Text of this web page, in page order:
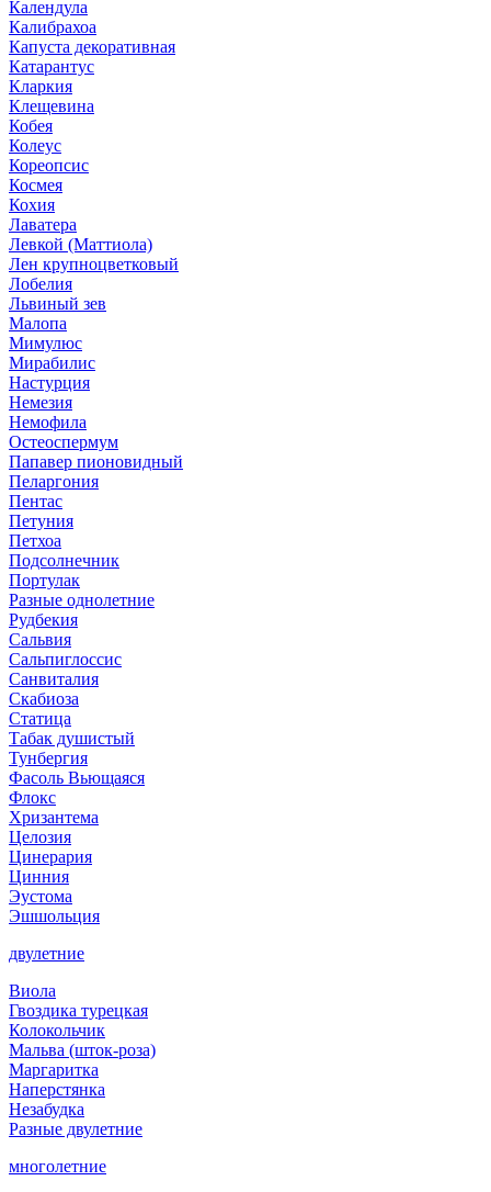
Календула
Калибрахоа
Капуста декоративная
Катарантус
Кларкия
Клещевина
Кобея
Колеус
Кореопсис
Космея
Кохия
Лаватера
Левкой (Маттиола)
Лен крупноцветковый
Лобелия
Львиный зев
Малопа
Мимулюс
Мирабилис
Настурция
Немезия
Немофила
Остеоспермум
Папавер пионовидный
Пеларгония
Пентас
Петуния
Петхоа
Подсолнечник
Портулак
Разные однолетние
Рудбекия
Сальвия
Сальпиглоссис
Санвиталия
Скабиоза
Статица
Табак душистый
Тунбергия
Фасоль Вьющаяся
Флокс
Хризантема
Целозия
Цинерария
Цинния
Эустома
Эшшольция
двулетние
Виола
Гвоздика турецкая
Колокольчик
Мальва (шток-роза)
Маргаритка
Наперстянка
Незабудка
Разные двулетние
многолетние